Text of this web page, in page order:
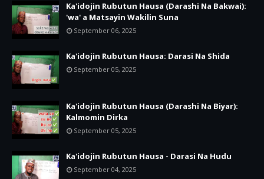
Ka'idojin Rubutun Hausa (Darashi Na Bakwai):
'wa' a Matsayin Wakilin Suna
September 06, 2025
Ka'idojin Rubutun Hausa: Darasi Na Shida
September 05, 2025
Ka'idojin Rubutun Hausa (Darashi Na Biyar):
Kalmomin Dirka
September 05, 2025
Ka'idojin Rubutun Hausa - Darasi Na Hudu
September 04, 2025